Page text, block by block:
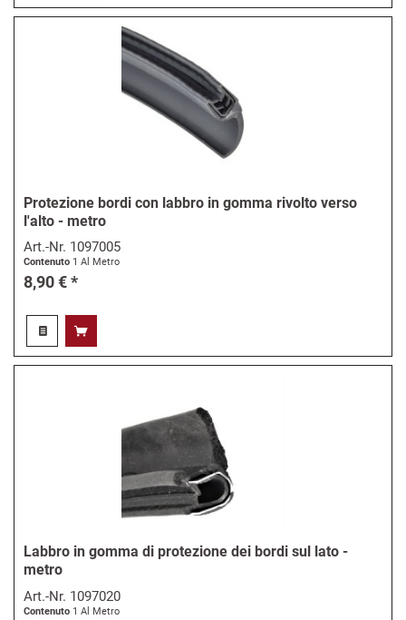
Protezione bordi con labbro in gomma rivolto verso
l'alto - metro
Art.-Nr. 1097005
Contenuto 1 Al Metro
8,90 € *
Labbro in gomma di protezione dei bordi sul lato -
metro
Art.-Nr. 1097020
Contenuto 1 Al Metro